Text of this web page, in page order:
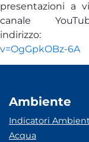
presentazioni a
canale
v=OgGpkOBz-6A
Ambiente
Indicatori
Acqua